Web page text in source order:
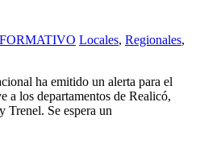
Locales, Regionales,
ha emitido un alerta para el
a los departamentos de Realicó,
Trenel. Se espera un